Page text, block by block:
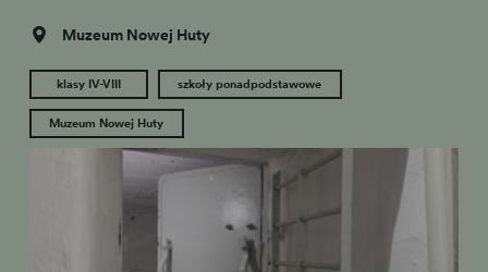
Muzeum Nowej Huty
klasy IV-VIII
szkoły ponadpodstawowe
Muzeum Nowej Huty